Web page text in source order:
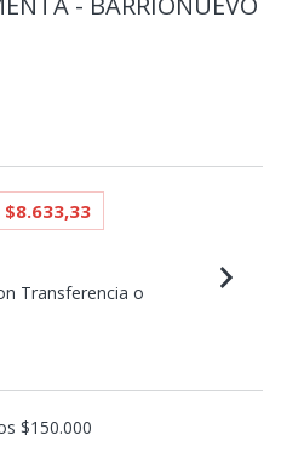
$8.633,33
Transferencia o
$150.000